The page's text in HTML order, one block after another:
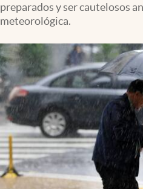
preparados y ser cautelosos
meteorológica.